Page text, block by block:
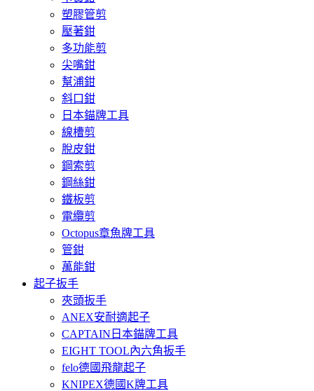
塑膠管剪
壓著鉗
多功能剪
尖嘴鉗
幫浦鉗
斜口鉗
日本錨牌工具
線槽剪
脫皮鉗
鋼索剪
鋼絲鉗
鐵板剪
電纜剪
Octopus章魚牌工具
管鉗
萬能鉗
起子扳手
夾頭扳手
ANEX安耐適起子
CAPTAIN日本錨牌工具
EIGHT TOOL內六角扳手
felo德國飛龍起子
KNIPEX德國K牌工具